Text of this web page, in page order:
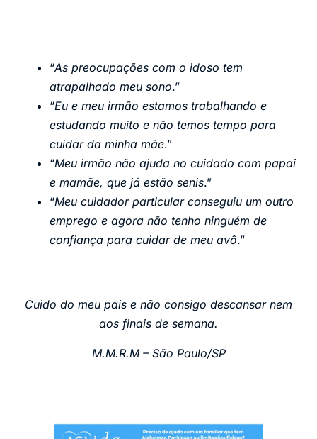
“As preocupações com o idoso tem
atrapalhado meu sono.”
“Eu e meu irmão estamos trabalhando e
estudando muito e não temos tempo para
cuidar da minha mãe.”
“Meu irmão não ajuda no cuidado com papai
e mamãe, que já estão senis.”
“Meu cuidador particular conseguiu um outro
emprego e agora não tenho ninguém de
confiança para cuidar de meu avô.”
Cuido do meu pais e não consigo descansar nem
aos finais de semana.
M.M.R.M – São Paulo/SP